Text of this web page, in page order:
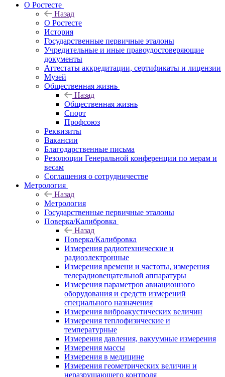
О Ростесте
Назад
О Ростесте
История
Государственные первичные эталоны
Учредительные и иные правоудостоверяющие
документы
Аттестаты аккредитации, сертификаты и лицензии
Музей
Общественная жизнь
Назад
Общественная жизнь
Спорт
Профсоюз
Реквизиты
Вакансии
Благодарственные письма
Резолюции Генеральной конференции по мерам и
весам
Соглашения о сотрудничестве
Метрология
Назад
Метрология
Государственные первичные эталоны
Поверка/Калибровка
Назад
Поверка/Калибровка
Измерения радиотехнические и
радиоэлектронные
Измерения времени и частоты, измерения
телерадиовещательной аппаратуры
Измерения параметров авиационного
оборудования и средств измерений
специального назначения
Измерения виброакустических величин
Измерения теплофизические и
температурные
Измерения давления, вакуумные измерения
Измерения массы
Измерения в медицине
Измерения геометрических величин и
неразрушающего контроля